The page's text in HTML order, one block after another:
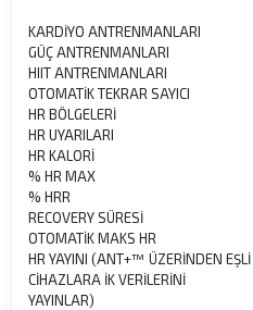
KARDİYO ANTRENMANLARI
GÜÇ ANTRENMANLARI
HIIT ANTRENMANLARI
OTOMATİK TEKRAR SAYICI
HR BÖLGELERİ
HR UYARILARI
HR KALORİ
% HR MAX
% HRR
RECOVERY SÜRESİ
OTOMATİK MAKS HR
HR YAYINI (ANT+™ ÜZERİNDEN EŞLİ
CİHAZLARA İK VERİLERİNİ
YAYINLAR)